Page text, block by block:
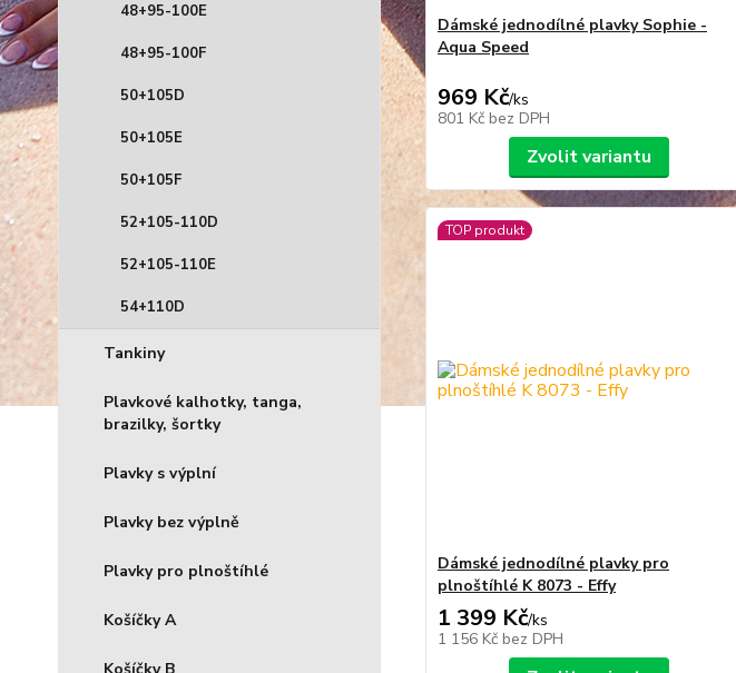
48+95-100E
48+95-100F
50+105D
50+105E
50+105F
52+105-110D
52+105-110E
54+110D
Tankiny
Plavkové kalhotky, tanga,
brazilky, šortky
Plavky s výplní
Plavky bez výplně
Plavky pro plnoštíhlé
Košíčky A
Dámské jednodílné plavky Sophie -
Aqua Speed
969 Kč/ks
801 Kč bez DPH
Zvolit variantu
TOP produkt
Dámské jednodílné plavky pro
plnoštíhlé K 8073 - Effy
1 399 Kč/ks
1 156 Kč bez DPH